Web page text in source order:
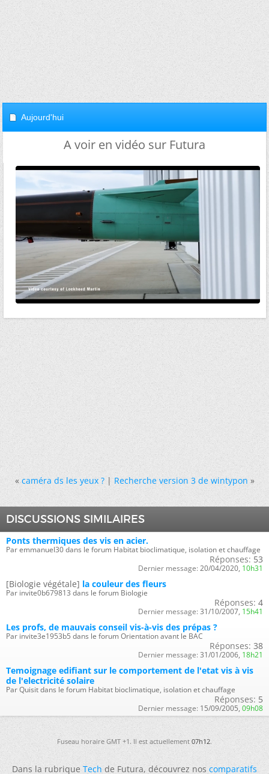
Aujourd'hui
A voir en vidéo sur Futura
« caméra ds les yeux ?|Recherche version 3 de wintypon »
DISCUSSIONS SIMILAIRES
Ponts thermiques des vis en acier.
Par emmanuel30 dans le forum Habitat bioclimatique, isolation et chauffage
Réponses: 53
Dernier message: 20/04/2020, 10h31
[Biologie végétale] la couleur des fleurs
Par invite0b679813 dans le forum Biologie
Réponses: 4
Dernier message: 31/10/2007, 15h41
Les profs, de mauvais conseil vis-à-vis des prépas ?
Par invite3e1953b5 dans le forum Orientation avant le BAC
Réponses: 38
Dernier message: 31/01/2006, 18h21
Temoignage edifiant sur le comportement de l'etat vis à vis
de l'electricité solaire
Par Quisit dans le forum Habitat bioclimatique, isolation et chauffage
Réponses: 5
Dernier message: 15/09/2005, 09h08
Fuseau horaire GMT +1. Il est actuellement07h12.
Dans la rubriqueTechde Futura, découvrez noscomparatifs